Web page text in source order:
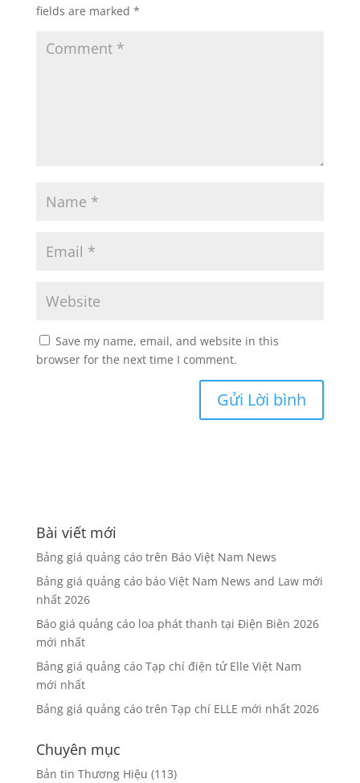
fields are marked *
Save my name, email, and website in this
browser for the next time I comment.
Bài viết mới
Bảng giá quảng cáo trên Báo Việt Nam News
Bảng giá quảng cáo báo Việt Nam News and Law mới
nhất 2026
Báo giá quảng cáo loa phát thanh tại Điện Biên 2026
mới nhất
Bảng giá quảng cáo Tạp chí điện tử Elle Việt Nam
mới nhất
Bảng giá quảng cáo trên Tạp chí ELLE mới nhất 2026
Chuyên mục
Bản tin Thương Hiệu (113)